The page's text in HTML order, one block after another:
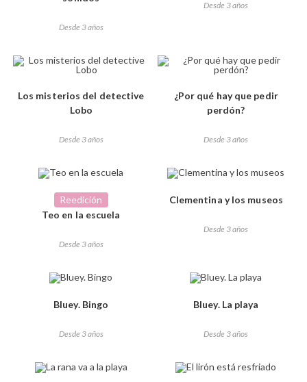
Desde 3 años
Desde 3 años
Los misterios del detective
Lobo
Desde 3 años
¿Por qué hay que pedir
perdón?
Desde 3 años
Reedición
Teo en la escuela
Desde 3 años
Clementina y los museos
Desde 3 años
Bluey. Bingo
Desde 3 años
Bluey. La playa
Desde 3 años